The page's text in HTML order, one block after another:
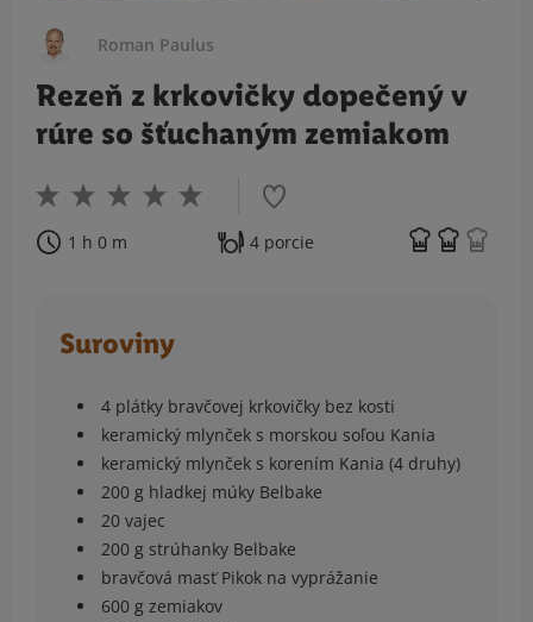
Roman Paulus
Rezeň z krkovičky dopečený v
rúre so šťuchaným zemiakom
1 h 0 m 4 porcie
Suroviny
4 plátky bravčovej krkovičky bez kosti
keramický mlynček s morskou soľou Kania
keramický mlynček s korením Kania (4 druhy)
200 g hladkej múky Belbake
20 vajec
200 g strúhanky Belbake
bravčová masť Pikok na vyprážanie
600 g zemiakov